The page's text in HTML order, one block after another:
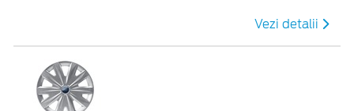
Vezi detalii